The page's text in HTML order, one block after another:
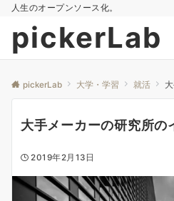
人生のオープンソース化。
pickerLab
pickerLab 大学・学習 就活 大
大手メーカーの研究所の
2019年2月13日